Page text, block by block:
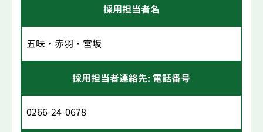
採用担当者名
五味・赤羽・宮坂
採用担当者連絡先: 電話番号
0266-24-0678